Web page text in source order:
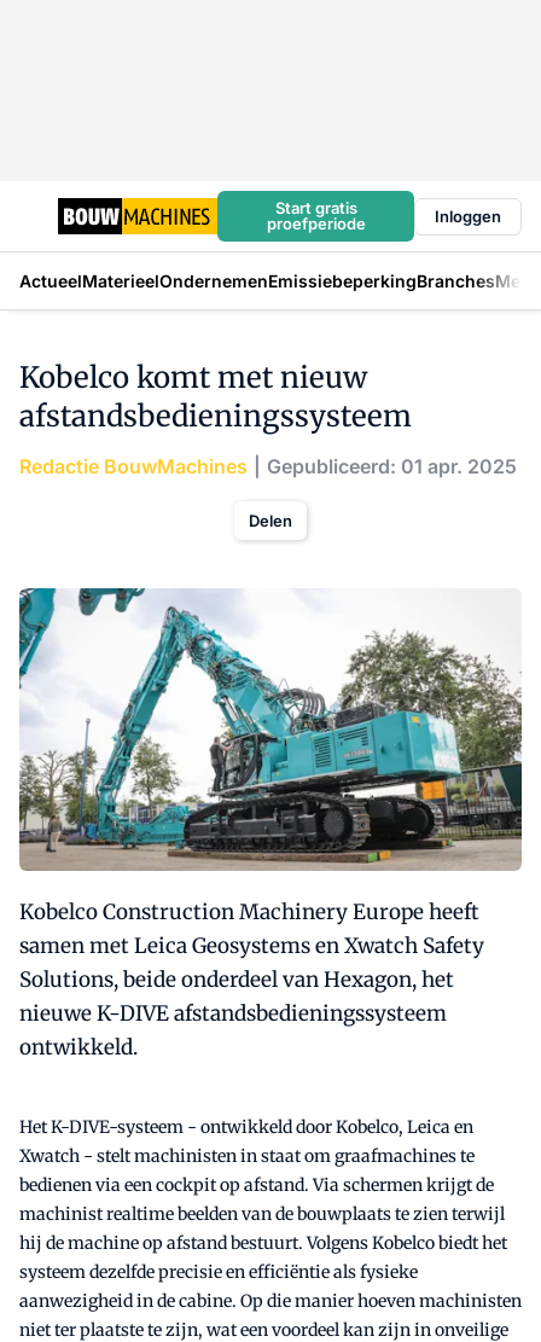
Start gratis
proefperiode
Inloggen
ActueelMaterieelOndernemenEmissiebeperkingBranches
Kobelco komt met nieuw
afstandsbedieningssysteem
Redactie BouwMachines Gepubliceerd: 01 apr. 2025
Delen
Kobelco Construction Machinery Europe heeft
samen met Leica Geosystems en Xwatch Safety
Solutions, beide onderdeel van Hexagon, het
nieuwe K-DIVE afstandsbedieningssysteem
ontwikkeld.
Het K-DIVE-systeem - ontwikkeld door Kobelco, Leica en
Xwatch - stelt machinisten in staat om graafmachines te
bedienen via een cockpit op afstand. Via schermen krijgt de
machinist realtime beelden van de bouwplaats te zien terwijl
hij de machine op afstand bestuurt. Volgens Kobelco biedt het
systeem dezelfde precisie en efficiëntie als fysieke
aanwezigheid in de cabine. Op die manier hoeven machinisten
niet ter plaatste te zijn, wat een voordeel kan zijn in onveilige